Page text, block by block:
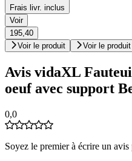
Frais livr. inclus
Voir
195,40
Voir le produit
Voir le produit
Avis vidaXL
oeuf avec support
0,0
Soyez le premier à écrire un